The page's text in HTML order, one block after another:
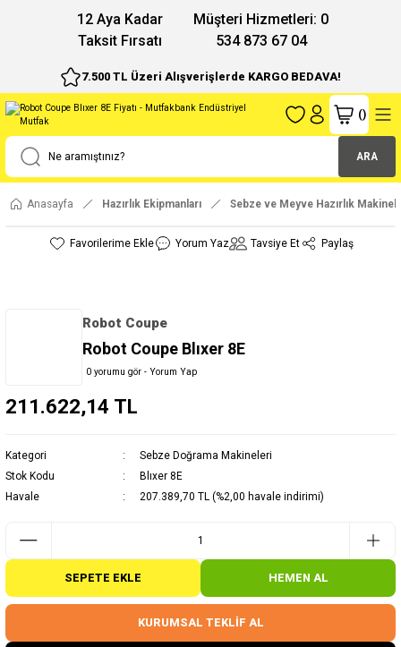
12 Aya Kadar
Taksit Fırsatı
Müşteri Hizmetleri: 0
534 873 67 04
7.500 TL Üzeri Alışverişlerde KARGO BEDAVA!
ARA
()
Anasayfa Hazırlık Ekipmanları Sebze ve Meyve Hazırlık
Yorum Yaz Tavsiye Et Paylaş
Robot Coupe
Robot Coupe Blıxer 8E
0 yorumu gör - Yorum Yap
211.622,14 TL
Kategori
Sebze Doğrama Makineleri
Stok Kodu
Blıxer 8E
Havale
207.389,70 TL (%2,00 havale indirimi)
SEPETE EKLE HEMEN AL
KURUMSAL TEKLİF AL